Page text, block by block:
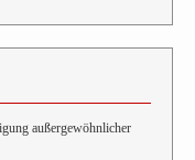
außergewöhnlicher